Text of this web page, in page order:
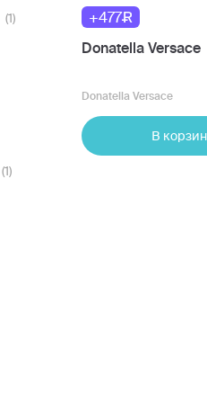
(1)
(1)
+477
Donatella Versace
Donatella Versace
В